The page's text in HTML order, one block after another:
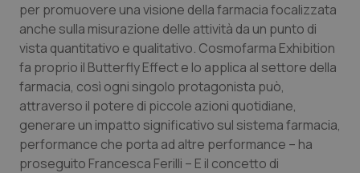
per promuovere una visione della farmacia focalizzata
anche sulla misurazione delle attività da un punto di
vista quantitativo e qualitativo. Cosmofarma Exhibition
fa proprio il Butterfly Effect e lo applica al settore della
farmacia, così ogni singolo protagonista può,
attraverso il potere di piccole azioni quotidiane,
generare un impatto significativo sul sistema farmacia,
performance che porta ad altre performance – ha
proseguito Francesca Ferilli – E il concetto di
Necessari Statistici Marketing
I cookie necessari contribuiscono a rendere fruibile il
sito web abilitandone funzionalità di base quali la
navigazione sulle pagine e l'accesso alle aree
protette del sito. Il sito web non è in grado di
funzionare correttamente senza questi cookie.
Nome
Fornitore / Dominio
VISITOR_PRIVACY_METADATA
YouTube
.youtube.com